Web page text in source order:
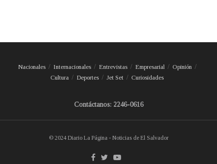
Nacionales Internacionales Entrevistas Empresarial
Opinión
Cultura
Deportes Jet Set Curiosidades
Contáctanos: 2246-0616
© 2024 Diario La Página - Noticias de El Salvador